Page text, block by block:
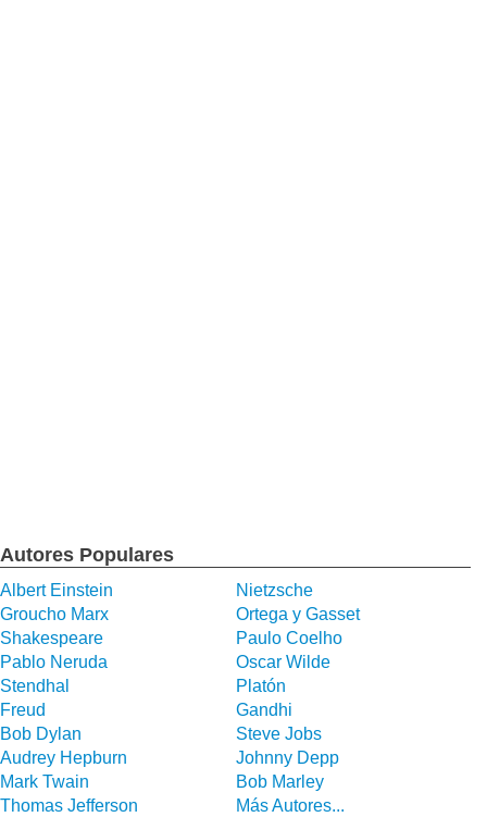
Autores Populares
Albert Einstein
Nietzsche
Groucho Marx
Ortega y Gasset
Shakespeare
Paulo Coelho
Pablo Neruda
Oscar Wilde
Stendhal
Platón
Freud
Gandhi
Bob Dylan
Steve Jobs
Audrey Hepburn
Johnny Depp
Mark Twain
Bob Marley
Thomas Jefferson
Más Autores...